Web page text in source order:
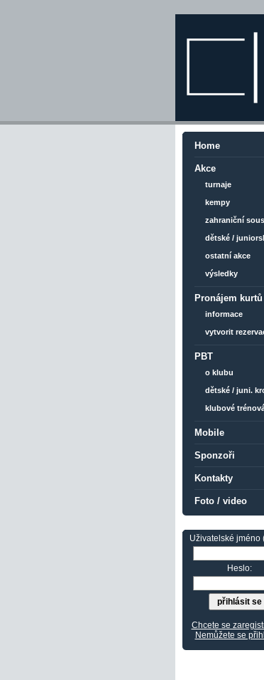
Home
Akce
turnaje
kempy
zahraniční
dětské /
ostatní akce
výsledky
Pronájem kurtů
informace
vytvorit
PBT
o klubu
dětské / juni.
klubové
Mobile
Sponzoři
Kontakty
Foto / video
Uživatelské jméno
Heslo:
Chcete se
Nemůžete se